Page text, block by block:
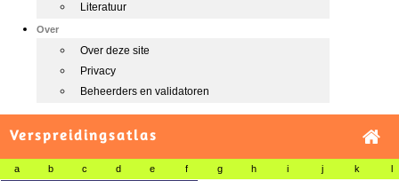
Literatuur
Over
Over deze site
Privacy
Beheerders en validatoren
Verspreidingsatlas
a b c d e f g h i j k l